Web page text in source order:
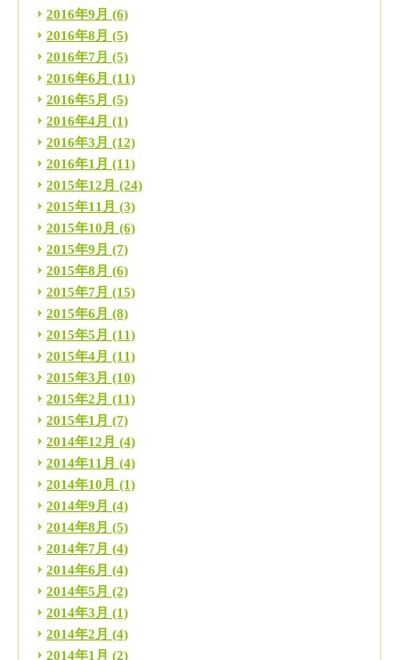
2016年9月 (6)
2016年8月 (5)
2016年7月 (5)
2016年6月 (11)
2016年5月 (5)
2016年4月 (1)
2016年3月 (12)
2016年1月 (11)
2015年12月 (24)
2015年11月 (3)
2015年10月 (6)
2015年9月 (7)
2015年8月 (6)
2015年7月 (15)
2015年6月 (8)
2015年5月 (11)
2015年4月 (11)
2015年3月 (10)
2015年2月 (11)
2015年1月 (7)
2014年12月 (4)
2014年11月 (4)
2014年10月 (1)
2014年9月 (4)
2014年8月 (5)
2014年7月 (4)
2014年6月 (4)
2014年5月 (2)
2014年3月 (1)
2014年2月 (4)
2014年1月 (2)